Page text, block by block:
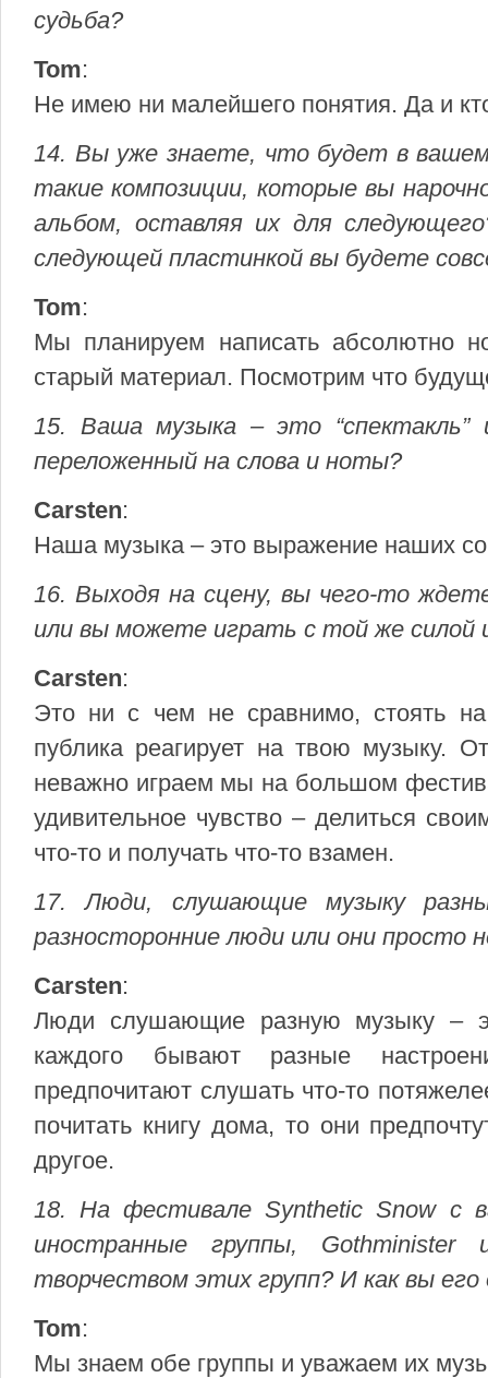
судьба?
Tom:
Не имею ни малейшего понятия. Да и
14. Вы уже знаете, что будет в
такие композиции, которые вы
альбом, оставляя их для
следующей пластинкой вы будете
Tom:
Мы планируем написать абсолютно
старый материал. Посмотрим что
15. Ваша музыка – это
переложенный на слова и ноты?
Carsten:
Наша музыка – это выражение наших
16. Выходя на сцену, вы чего-то
или вы можете играть с той же силой
Carsten:
Это ни с чем не сравнимо, стоять
публика реагирует на твою музыку.
неважно играем мы на большом
удивительное чувство – делиться
что-то и получать что-то взамен.
17. Люди, слушающие музыку
разносторонние люди или они просто
Carsten:
Люди слушающие разную музыку –
каждого бывают разные
предпочитают слушать что-то
почитать книгу дома, то они
другое.
18. На фестивале Synthetic Snow с
иностранные группы,
творчеством этих групп? И как вы
Tom:
Мы знаем обе группы и уважаем их